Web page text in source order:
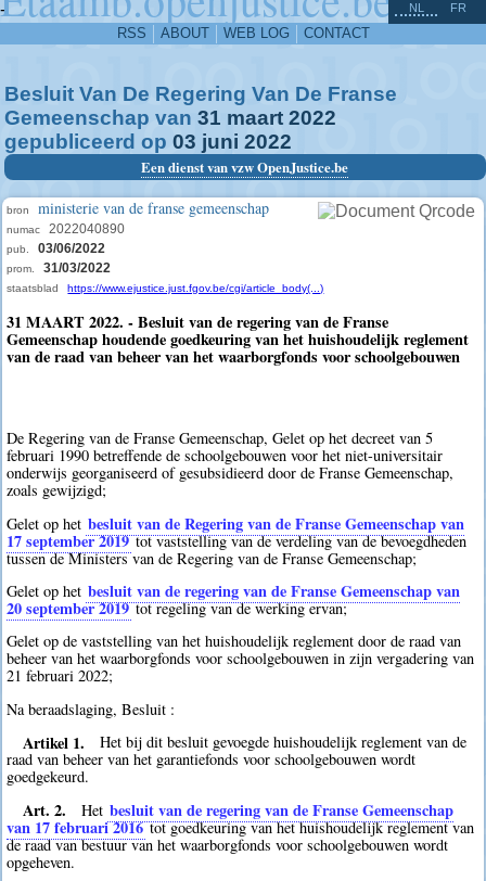
-
RSS ABOUT WEB LOG CONTACT
NL FR
Besluit Van De Regering Van De Franse
Gemeenschap van 31 maart 2022
gepubliceerd op 03 juni 2022
Een dienst van vzw OpenJustice.be
bron ministerie van de franse gemeenschap
numac 2022040890
pub. 03/06/2022
prom. 31/03/2022
staatsblad https://www.ejustice.just.fgov.be/cgi/article_body(...)
31 MAART 2022. - Besluit van de regering van de Franse
Gemeenschap houdende goedkeuring van het huishoudelijk reglement
van de raad van beheer van het waarborgfonds voor schoolgebouwen
De Regering van de Franse Gemeenschap, Gelet op het decreet van 5
februari 1990 betreffende de schoolgebouwen voor het niet-universitair
onderwijs georganiseerd of gesubsidieerd door de Franse Gemeenschap,
zoals gewijzigd;
Gelet op het besluit van de Regering van de Franse Gemeenschap van
17 september 2019tot vaststelling van de verdeling van de bevoegdheden
tussen de Ministers van de Regering van de Franse Gemeenschap;
Gelet op het besluit van de regering van de Franse Gemeenschap van
20 september 2019tot regeling van de werking ervan;
Gelet op de vaststelling van het huishoudelijk reglement door de raad van
beheer van het waarborgfonds voor schoolgebouwen in zijn vergadering van
21 februari 2022;
Na beraadslaging, Besluit :
Artikel 1.
Het bij dit besluit gevoegde huishoudelijk reglement van de
raad van beheer van het garantiefonds voor schoolgebouwen wordt
goedgekeurd.
Art. 2. Het besluit van de regering van de Franse Gemeenschap
van 17 februari 2016tot goedkeuring van het huishoudelijk reglement van
de raad van bestuur van het waarborgfonds voor schoolgebouwen wordt
opgeheven.
^